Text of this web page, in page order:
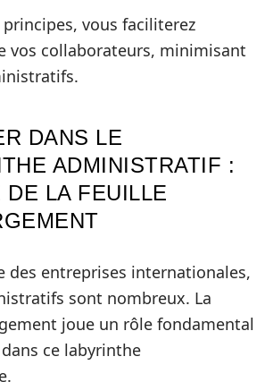
principes, vous faciliterez
vos collaborateurs, minimisant
DANS LE
ADMINISTRATIF :
DE LA FEUILLE
des entreprises internationales,
sont nombreux. La
joue un rôle fondamental
ce labyrinthe